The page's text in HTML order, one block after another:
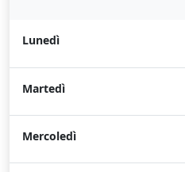
Lunedì
Martedì
Mercoledì